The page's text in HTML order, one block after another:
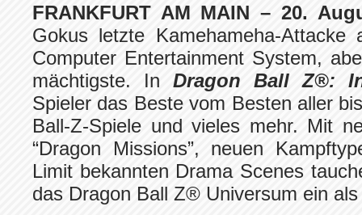
FRANKFURT AM MAIN – 20.
Gokus letzte Kamehameha-
Computer Entertainment System,
mächtigste. In Dragon Ball Z®:
Spieler das Beste vom Besten aller
Ball-Z-Spiele und vieles mehr. Mit
“Dragon Missions”, neuen
Limit bekannten Drama Scenes
das Dragon Ball Z® Universum ein